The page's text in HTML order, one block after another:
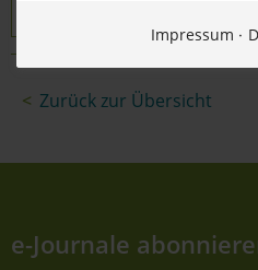
Zurück zur Übersicht
e-Journale
Impressum